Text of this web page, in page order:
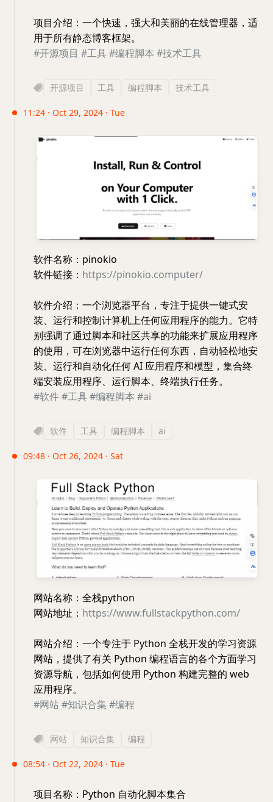
项目介绍：一个快速，强大和美丽的在线管理器，适
用于所有静态博客框架。
#开源项目 #工具#编程脚本 #技术工具
开源项目 工具 编程脚本 技术工具
11:24 · Oct 29, 2024 · Tue
软件名称：pinokio
软件链接： https://pinokio.computer/
软件介绍：一个浏览器平台，专注于提供一键式安
装、运行和控制计算机上任何应用程序的能力。它特
别强调了通过脚本和社区共享的功能来扩展应用程序
的使用，可在浏览器中运行任何东西，自动轻松地安
装、运行和自动化任何 AI 应用程序和模型，集合终
端安装应用程序、运行脚本、终端执行任务。
#软件#工具#编程脚本 #ai
软件 工具 编程脚本 ai
09:48 · Oct 26, 2024 · Sat
网站名称：全栈python
网站地址： https://www.fullstackpython.com/
网站介绍：一个专注于 Python 全栈开发的学习资源
网站，提供了有关 Python 编程语言的各个方面学习
资源导航，包括如何使用 Python 构建完整的 web
应用程序。
#网站#知识合集#编程
网站 知识合集 编程
08:54 · Oct 22, 2024 · Tue
项目名称：Python 自动化脚本集合